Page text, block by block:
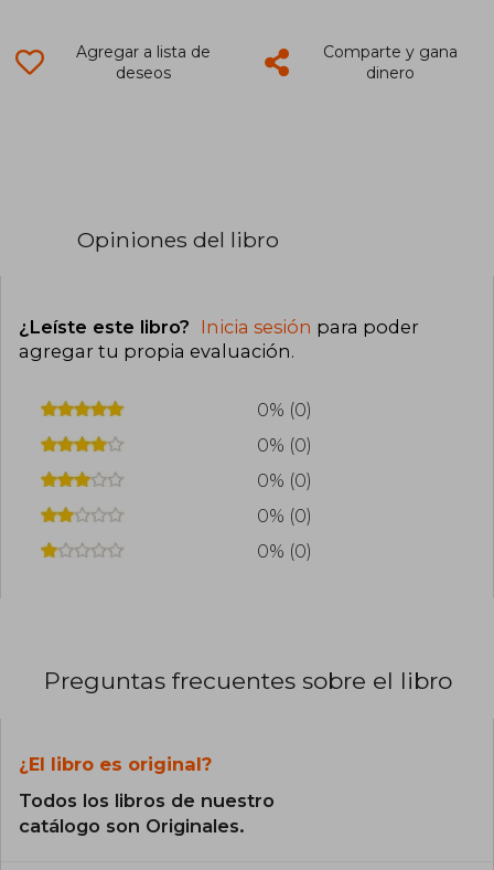
Agregar a lista de
deseos
Comparte y gana
dinero
Opiniones del libro
¿Leíste este libro? Inicia sesión para poder
agregar tu propia evaluación.
0% (0)
0% (0)
0% (0)
0% (0)
0% (0)
Preguntas frecuentes sobre el libro
¿El libro es original?
Todos los libros de nuestro
catálogo son Originales.